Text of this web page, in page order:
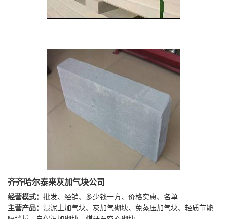
齐齐哈尔泰来灰加气块公司
经营模式： 批发、经销、多少钱一方、价格实惠、名单
主营产品： 混泥土加气块、灰加气砌块、免蒸压加气块、轻质节能